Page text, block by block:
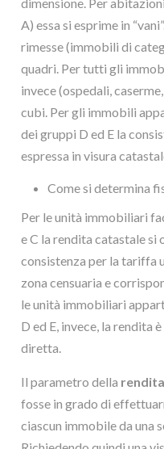
A) essa si esprime in
rimesse (immobili di
quadri. Per tutti gli
invece (ospedali,
cubi. Per gli immobili
dei gruppi D ed E la
espressa in visura
Come si determina
Per le unità immobiliari
e C la rendita catastale
consistenza per la tariffa
zona censuaria e
le unità immobiliari
D ed E, invece, la rendita
diretta.
Il parametro della
fosse in grado di
ciascun immobile da una